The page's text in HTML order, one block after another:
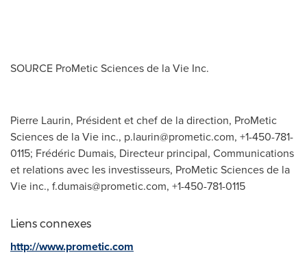
SOURCE ProMetic Sciences de la Vie Inc.
Pierre Laurin, Président et chef de la direction, ProMetic
Sciences de la Vie inc., p.laurin@prometic.com, +1-450-781-
0115; Frédéric Dumais, Directeur principal, Communications
et relations avec les investisseurs, ProMetic Sciences de la
Vie inc., f.dumais@prometic.com, +1-450-781-0115
Liens connexes
http://www.prometic.com